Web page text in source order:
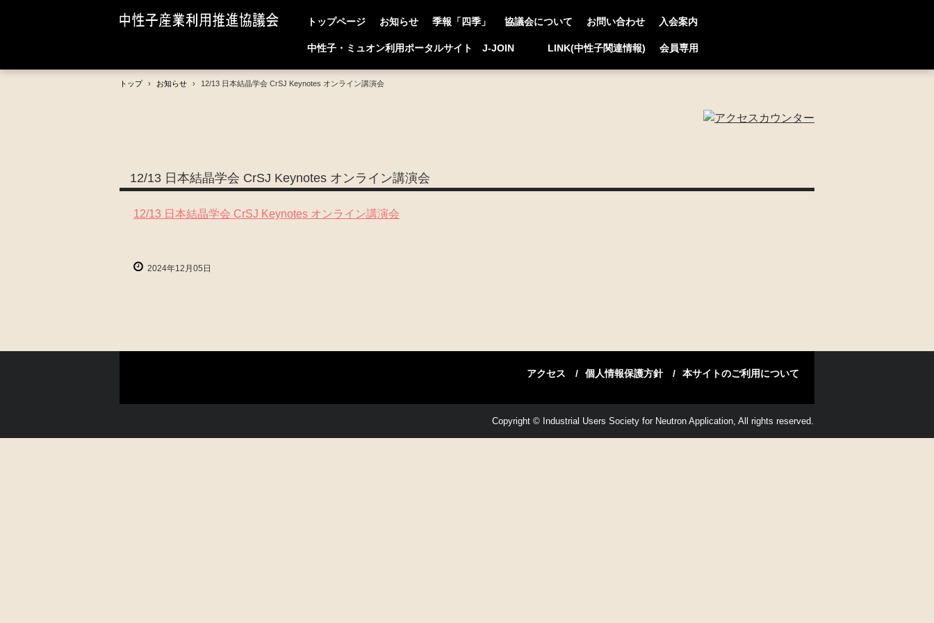
トップページ お知らせ 季報「四季」 協議会について お問い合わせ 入会案内
中性子・ミュオン利用ポータルサイト J-JOIN LINK(中性子関連情報) 会員専用
トップ › お知らせ › 12/13 日本結晶学会 CrSJ Keynotes オンライン講演会
12/13 日本結晶学会 CrSJ Keynotes オンライン講演会
12/13 日本結晶学会 CrSJ Keynotes オンライン講演会
2024年12月05日
アクセス 個人情報保護方針 本サイトのご利用について
Copyright © Industrial Users Society for Neutron Application, All rights reserved.